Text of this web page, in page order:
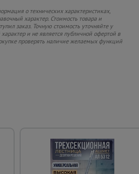
о технических характеристиках,
характер. Стоимость товара и
заказ. Точную стоимость уточняйте у
и не является публичной офертой в
проверять наличие желаемых функций